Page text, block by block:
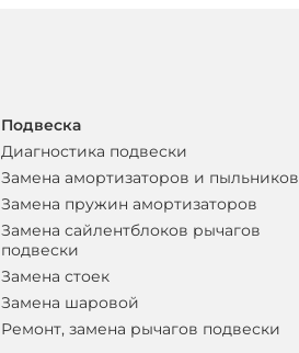
Подвеска
Диагностика подвески
Замена амортизаторов и пыльников
Замена пружин амортизаторов
Замена сайлентблоков рычагов
подвески
Замена стоек
Замена шаровой
Ремонт, замена рычагов подвески